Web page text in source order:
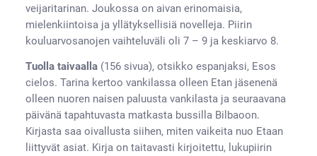
veijaritarinan. Joukossa on aivan erinomaisia,
mielenkiintoisa ja yllätyksellisiä novelleja. Piirin
kouluarvosanojen vaihteluväli oli 7 – 9 ja keskiarvo 8.
Tuolla taivaalla(156 sivua), otsikko espanjaksi, Esos
cielos. Tarina kertoo vankilassa olleen Etan jäsenenä
olleen nuoren naisen paluusta vankilasta ja seuraavana
päivänä tapahtuvasta matkasta bussilla Bilbaoon.
Kirjasta saa oivallusta siihen, miten vaikeita nuo Etaan
liittyvät asiat. Kirja on taitavasti kirjoitettu, lukupiirin